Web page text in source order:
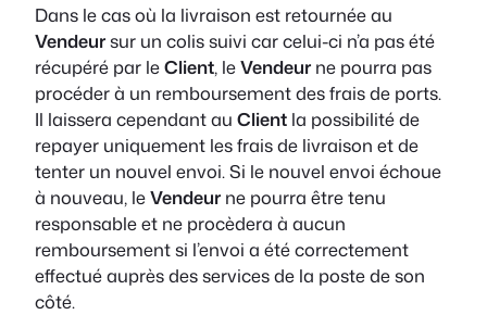
Dans le cas où la livraison est retournée au
Vendeursur un colis suivi car celui-ci n’a pas été
récupéré par leClient, leVendeur ne pourra pas
procéder à un remboursement des frais de ports.
Il laissera cependant au Client la possibilité de
repayer uniquement les frais de livraison et de
tenter un nouvel envoi. Si le nouvel envoi échoue
à nouveau, leVendeur ne pourra être tenu
responsable et ne procèdera à aucun
remboursement si l’envoi a été correctement
effectué auprès des services de la poste de son
côté.